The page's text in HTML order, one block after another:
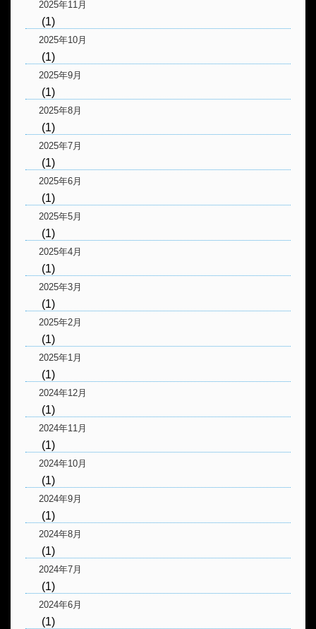
2025年11月
(1)
2025年10月
(1)
2025年9月
(1)
2025年8月
(1)
2025年7月
(1)
2025年6月
(1)
2025年5月
(1)
2025年4月
(1)
2025年3月
(1)
2025年2月
(1)
2025年1月
(1)
2024年12月
(1)
2024年11月
(1)
2024年10月
(1)
2024年9月
(1)
2024年8月
(1)
2024年7月
(1)
2024年6月
(1)